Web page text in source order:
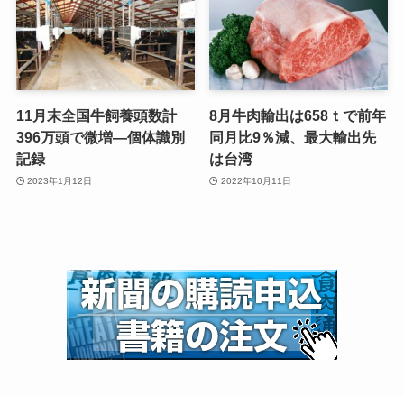
11月末全国牛飼養頭数計
396万頭で微増—個体識別
記録
2023年1月12日
8月牛肉輸出は658ｔで前年
同月比9％減、最大輸出先
は台湾
2022年10月11日